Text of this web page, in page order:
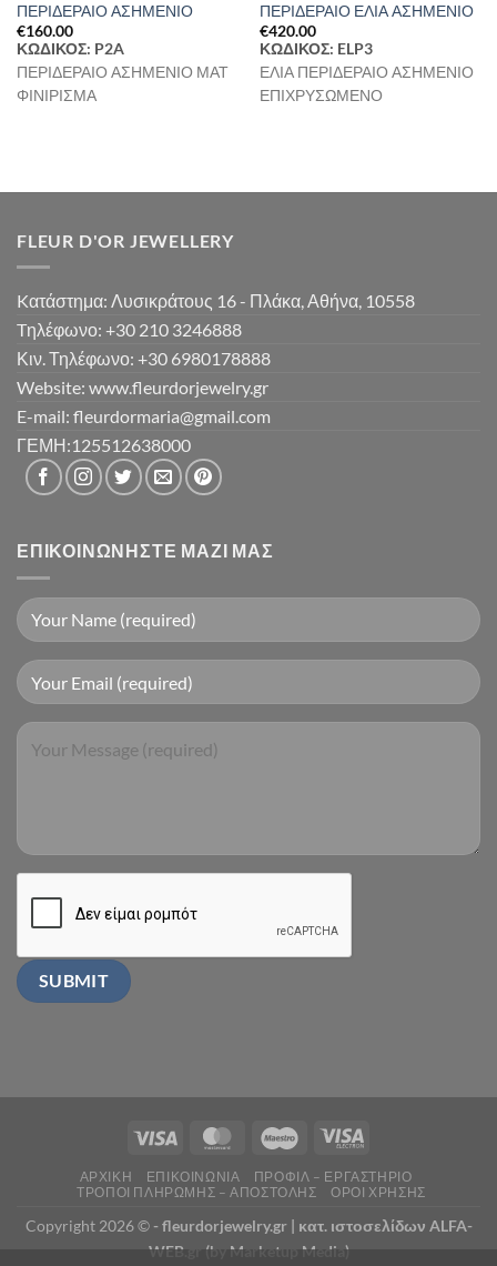
ΠΕΡΙΔΕΡΑΙΟ ΑΣΗΜΕΝΙΟ
€160.00
ΚΩΔΙΚΟΣ: P2A
ΠΕΡΙΔΕΡΑΙΟ ΑΣΗΜΕΝΙΟ ΜΑΤ
ΦΙΝΙΡΙΣΜΑ
ΠΕΡΙΔΕΡΑΙΟ ΕΛΙΑ ΑΣΗΜΕΝΙΟ
€420.00
ΚΩΔΙΚΟΣ: ELP3
ΕΛΙΑ ΠΕΡΙΔΕΡΑΙΟ ΑΣΗΜΕΝΙΟ
ΕΠΙΧΡΥΣΩΜΕΝΟ
FLEUR D'OR JEWELLERY
Kατάστημα: Λυσικράτους 16 - Πλάκα, Αθήνα, 10558
Tηλέφωνο: +30 210 3246888
Κιν. Τηλέφωνο: +30 6980178888
Website: www.fleurdorjewelry.gr
E-mail: fleurdormaria@gmail.com
ΓΕΜΗ:125512638000
ΕΠΙΚΟΙΝΩΝΉΣΤΕ ΜΑΖΊ ΜΑΣ
ΑΡΧΙΚΗ ΕΠΙΚΟΙΝΩΝΙΑ
ΠΡΟΦΙΛ – ΕΡΓΑΣΤΗΡΙΟ
ΤΡΟΠΟΙ ΠΛΗΡΩΜΗΣ – ΑΠΟΣΤΟΛΗΣ
ΟΡΟΙ ΧΡΗΣΗΣ
Copyright 2026 ©- fleurdorjewelry.gr | κατ. ιστοσελίδων ALFA-
WEB.gr (by Marketup Media)